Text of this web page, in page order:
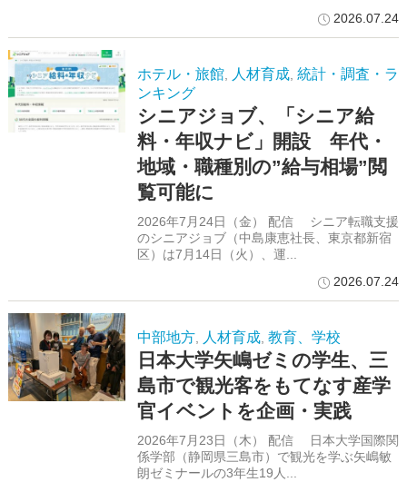
2026.07.24
ホテル・旅館, 人材育成, 統計・調査・ラ
ンキング
シニアジョブ、「シニア給
料・年収ナビ」開設 年代・
地域・職種別の”給与相場”閲
覧可能に
2026年7月24日（金） 配信 シニア転職支援
のシニアジョブ（中島康恵社長、東京都新宿
区）は7月14日（火）、運...
2026.07.24
中部地方, 人材育成, 教育、学校
日本大学矢嶋ゼミの学生、三
島市で観光客をもてなす産学
官イベントを企画・実践
2026年7月23日（木） 配信 日本大学国際関
係学部（静岡県三島市）で観光を学ぶ矢嶋敏
朗ゼミナールの3年生19人...